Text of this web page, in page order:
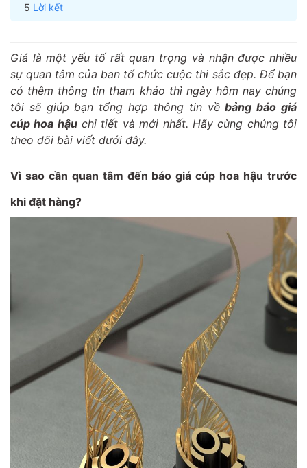
Lời kết
Giá là một yếu tố rất quan trọng và nhận được nhiều
sự quan tâm của ban tổ chức cuộc thi sắc đẹp. Để bạn
có thêm thông tin tham khảo thì ngày hôm nay chúng
tôi sẽ giúp bạn tổng hợp thông tin vềbảng báo giá
cúp hoa hậuchi tiết và mới nhất. Hãy cùng chúng tôi
theo dõi bài viết dưới đây.
Vì sao cần quan tâm đến báo giá cúp hoa hậu trước
khi đặt hàng?